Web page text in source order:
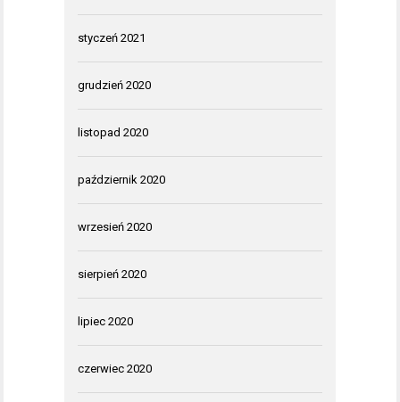
styczeń 2021
grudzień 2020
listopad 2020
październik 2020
wrzesień 2020
sierpień 2020
lipiec 2020
czerwiec 2020